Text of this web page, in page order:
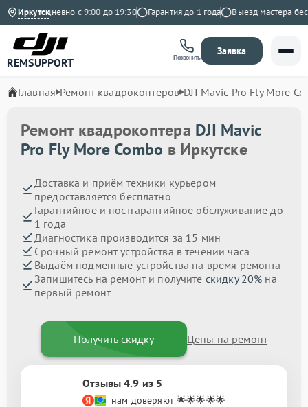
Иркутск
Ежедневно с 9:00 до 19:30 Гарантия до 1 года Выезд мастера
REMSUPPORT Позвонить
Заявка
Главная Ремонт квадрокоптеров DJI Mavic Pro Fly More
Ремонт квадрокоптера DJI Mavic
Pro Fly More Combo в Иркутске
Доставка и приём техники курьером
предоставляется бесплатно
Гарантийное и постгарантийное обслуживание до
1 года
Диагностика производится за 15 мин
Срочный ремонт устройства в течении часа
Выдаём подменные устройства на время ремонта
Запишитесь на ремонт и получите скидку 20% на
первый ремонт
Получить скидку Цены на ремонт
Отзывы 4.9 из 5
нам доверяют 🌟🌟🌟🌟🌟